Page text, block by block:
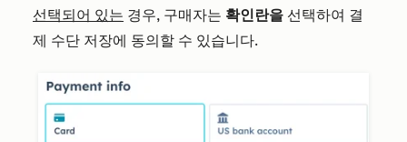
선택되어 있는 경우, 구매자는 확인란을 선택하여 결
제 수단 저장에 동의할 수 있습니다.